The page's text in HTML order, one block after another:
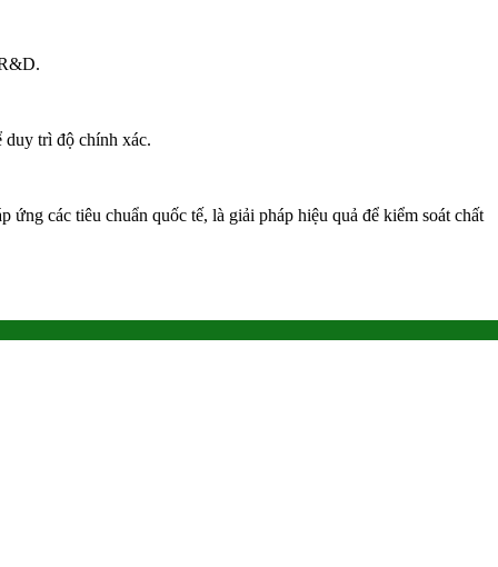
duy trì độ chính xác.
các tiêu chuẩn quốc tế, là giải pháp hiệu quả để kiểm soát chất